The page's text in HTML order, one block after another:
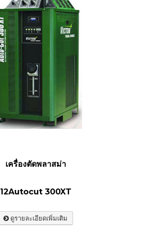
เครื่องตัดพลาสม่า
12Autocut 300XT
ดูรายละเอียดเพิ่มเติม